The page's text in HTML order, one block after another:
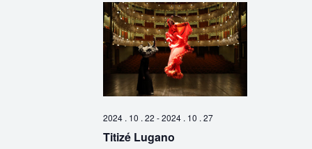
2024 . 10 . 22 -2024 . 10 . 27
Titizé Lugano